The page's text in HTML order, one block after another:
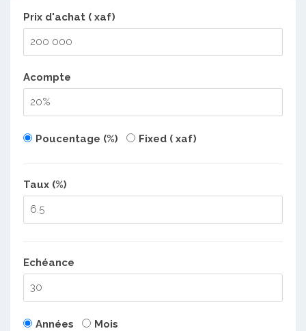
Prix d'achat ( xaf)
Acompte
Poucentage (%) Fixed ( xaf)
Taux (%)
Echéance
Années Mois